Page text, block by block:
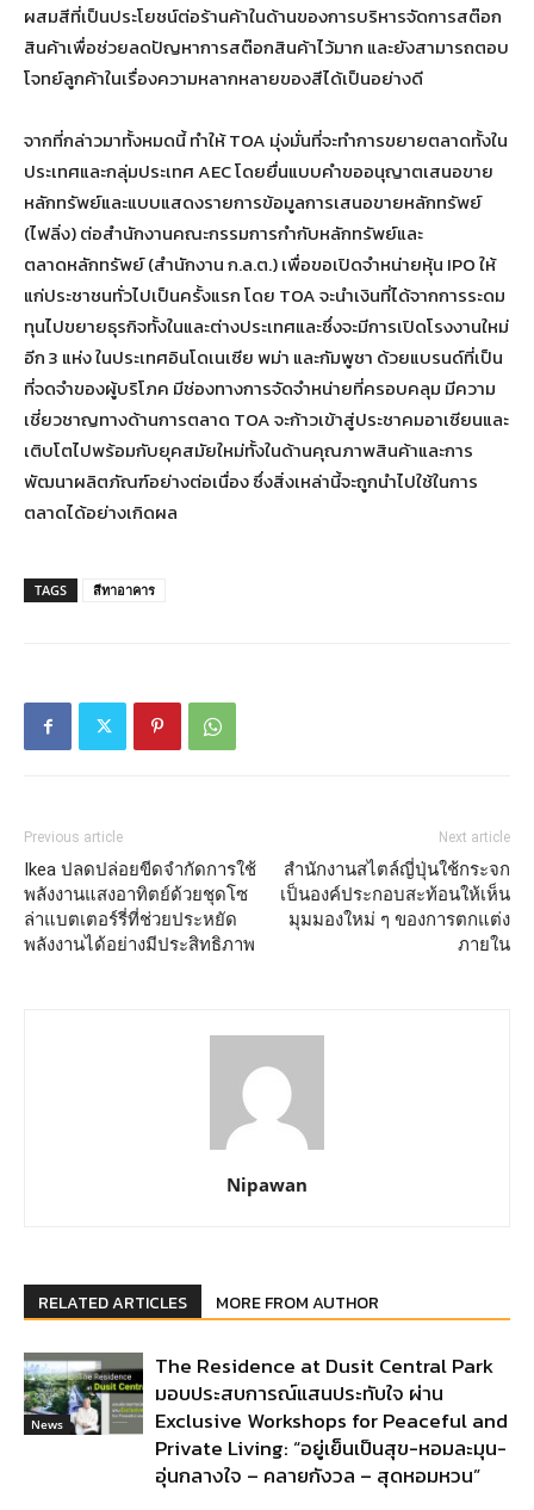
ผสมสีที่เป็นประโยชน์ต่อร้านค้าในด้านของการบริหารจัดการสต๊อก
สินค้าเพื่อช่วยลดปัญหาการสต๊อกสินค้าไว้มาก และยังสามารถตอบ
โจทย์ลูกค้าในเรื่องความหลากหลายของสีได้เป็นอย่างดี
จากที่กล่าวมาทั้งหมดนี้ ทำให้ TOA มุ่งมั่นที่จะทำการขยายตลาดทั้งใน
ประเทศและกลุ่มประเทศ AEC โดยยื่นแบบคำขออนุญาตเสนอขาย
หลักทรัพย์และแบบแสดงรายการข้อมูลการเสนอขายหลักทรัพย์
(ไฟลิ่ง) ต่อสำนักงานคณะกรรมการกำกับหลักทรัพย์และ
ตลาดหลักทรัพย์ (สำนักงาน ก.ล.ต.) เพื่อขอเปิดจำหน่ายหุ้น IPO ให้
แก่ประชาชนทั่วไปเป็นครั้งแรก โดย TOA จะนำเงินที่ได้จากการระดม
ทุนไปขยายธุรกิจทั้งในและต่างประเทศและซึ่งจะมีการเปิดโรงงานใหม่
อีก 3 แห่ง ในประเทศอินโดเนเซีย พม่า และกัมพูชา ด้วยแบรนด์ที่เป็น
ที่จดจำของผู้บริโภค มีช่องทางการจัดจำหน่ายที่ครอบคลุม มีความ
เชี่ยวชาญทางด้านการตลาด TOA จะก้าวเข้าสู่ประชาคมอาเซียนและ
เติบโตไปพร้อมกับยุคสมัยใหม่ทั้งในด้านคุณภาพสินค้าและการ
พัฒนาผลิตภัณฑ์อย่างต่อเนื่อง ซึ่งสิ่งเหล่านี้จะถูกนำไปใช้ในการ
ตลาดได้อย่างเกิดผล
TAGS สีทาอาคาร
Previous article
Ikea ปลดปล่อยขีดจำกัดการใช้
พลังงานแสงอาทิตย์ด้วยชุดโซ
ล่าแบตเตอร์รี่ที่ช่วยประหยัด
พลังงานได้อย่างมีประสิทธิภาพ
Next article
สำนักงานสไตล์ญี่ปุ่นใช้กระจก
เป็นองค์ประกอบสะท้อนให้เห็น
มุมมองใหม่ ๆ ของการตกแต่ง
ภายใน
Nipawan
RELATED ARTICLES MORE FROM AUTHOR
News
The Residence at Dusit Central Park
มอบประสบการณ์แสนประทับใจ ผ่าน
Exclusive Workshops for Peaceful and
Private Living: “อยู่เย็นเป็นสุข-หอมละมุน-
อุ่นกลางใจ – คลายกังวล – สุดหอมหวน”